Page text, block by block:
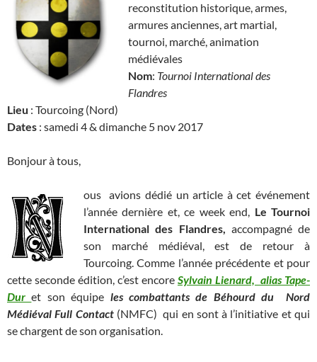
reconstitution historique, armes,
armures anciennes, art martial,
tournoi, marché, animation
médiévales
Nom: Tournoi International des
Flandres
Lieu : Tourcoing (Nord)
Dates : samedi 4 & dimanche 5 nov 2017
Bonjour à tous,
ous avions dédié un article à cet événement
l’année dernière et, ce week end, Le Tournoi
International des Flandres, accompagné de
son marché médiéval, est de retour à
Tourcoing. Comme l’année précédente et pour
cette seconde édition, c’est encore Sylvain Lienard, alias Tape-
Duret son équipe les combattants de Béhourd du
Nord
Médiéval Full Contact(NMFC) qui en sont à l’initiative et qui
se chargent de son organisation.